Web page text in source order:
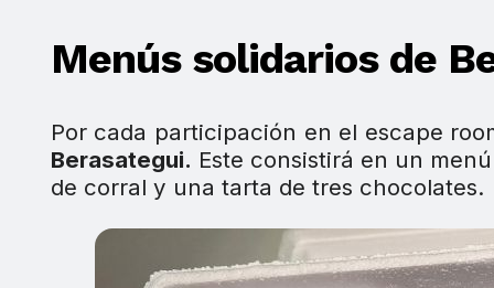
Menús solidarios de
Por cada participación en el escape
Berasategui. Este consistirá en un
de corral y una tarta de tres chocolates.